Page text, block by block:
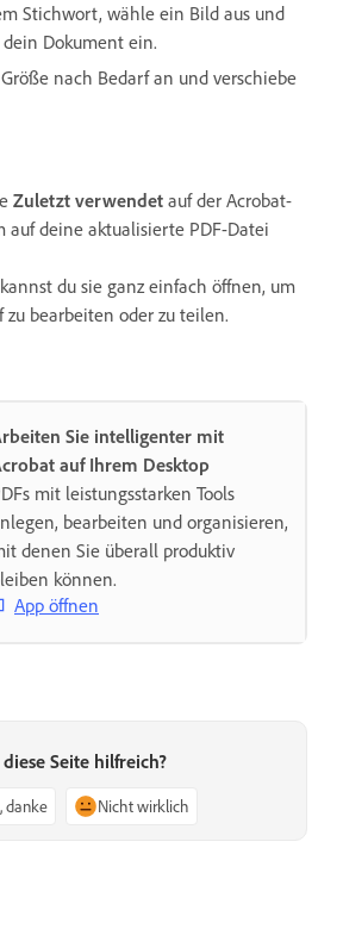
Stichwort, wähle ein Bild aus und
Dokument ein.
nach Bedarf an und verschiebe
Zuletzt verwendet auf der Acrobat-
auf deine aktualisierte PDF-Datei
du sie ganz einfach öffnen, um
zu bearbeiten oder zu teilen.
Sie intelligenter mit
auf Ihrem Desktop
mit leistungsstarken Tools
bearbeiten und organisieren,
denen Sie überall produktiv
können.
App öffnen
Seite hilfreich?
danke Nicht wirklich